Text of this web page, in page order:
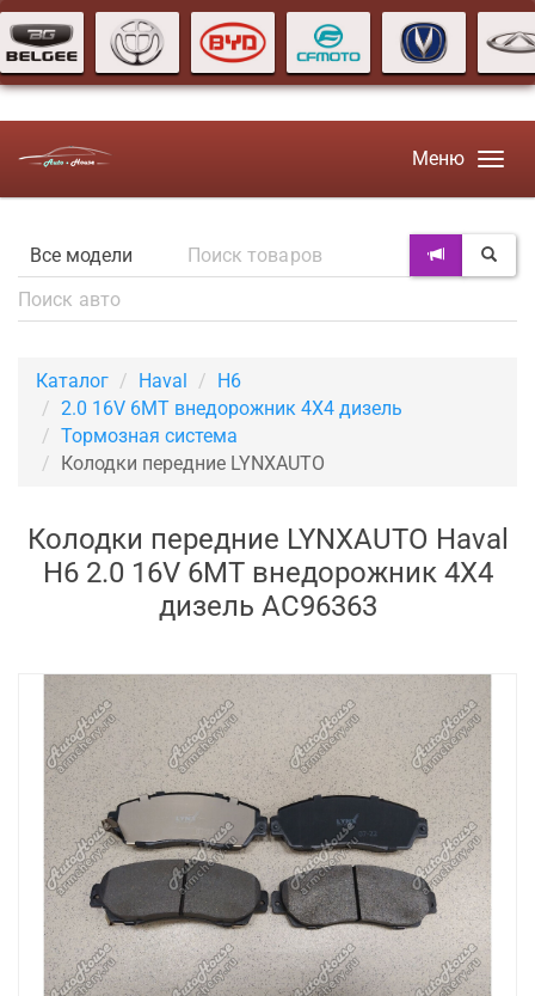
Меню
Каталог Haval
H6
2.0 16V 6MT внедорожник 4X4 дизель
Тормозная система
Колодки передние LYNXAUTO
Колодки передние LYNXAUTO Haval
H6 2.0 16V 6MT внедорожник 4X4
дизель AC96363